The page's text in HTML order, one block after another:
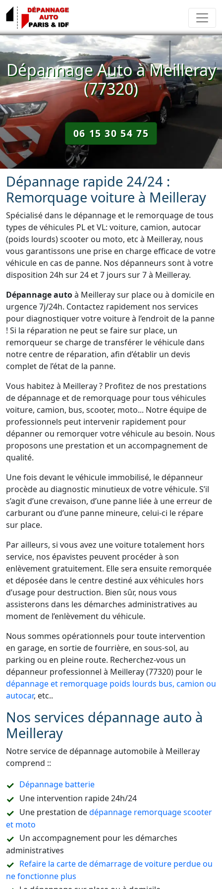
Dépannage Auto à Meilleray
(77320)
06 15 30 54 75
Dépannage rapide 24/24 :
Remorquage voiture à Meilleray
Spécialisé dans le dépannage et le remorquage de tous
types de véhicules PL et VL: voiture, camion, autocar
(poids lourds) scooter ou moto, etc à Meilleray, nous
vous garantissons une prise en charge efficace de votre
véhicule en cas de panne. Nos dépanneurs sont à votre
disposition 24h sur 24 et 7 jours sur 7 à Meilleray.
Dépannage autoà Meilleray sur place ou à domicile en
urgence 7j/24h. Contactez rapidement nos services
pour diagnostiquer votre voiture à l’endroit de la panne
! Si la réparation ne peut se faire sur place, un
remorqueur se charge de transférer le véhicule dans
notre centre de réparation, afin d’établir un devis
complet de l’état de la panne.
Vous habitez à Meilleray ? Profitez de nos prestations
de dépannage et de remorquage pour tous véhicules
voiture, camion, bus, scooter, moto... Notre équipe de
professionnels peut intervenir rapidement pour
dépanner ou remorquer votre véhicule au besoin. Nous
proposons une prestation et un accompagnement de
qualité.
Une fois devant le véhicule immobilisé, le dépanneur
procède au diagnostic minutieux de votre véhicule. S’il
s’agit d’une crevaison, d’une panne liée à une erreur de
carburant ou d’une panne mineure, celui-ci le répare
sur place.
Par ailleurs, si vous avez une voiture totalement hors
service, nos épavistes peuvent procéder à son
enlèvement gratuitement. Elle sera ensuite remorquée
et déposée dans le centre destiné aux véhicules hors
d’usage pour destruction. Bien sûr, nous vous
assisterons dans les démarches administratives au
moment de l’enlèvement du véhicule.
Nous sommes opérationnels pour toute intervention
en garage, en sortie de fourrière, en sous-sol, au
parking ou en pleine route. Recherchez-vous un
dépanneur professionnel à Meilleray (77320) pour le
dépannage et remorquage poids lourds bus, camion ou
autocar, etc..
Nos services dépannage auto à
Meilleray
Notre service de dépannage automobile à Meilleray
comprend ::
Dépannage batterie
Une intervention rapide 24h/24
Une prestation dedépannage remorquage scooter
et moto
Un accompagnement pour les démarches
administratives
Refaire la carte de démarrage de voiture perdue ou
ne fonctionne plus